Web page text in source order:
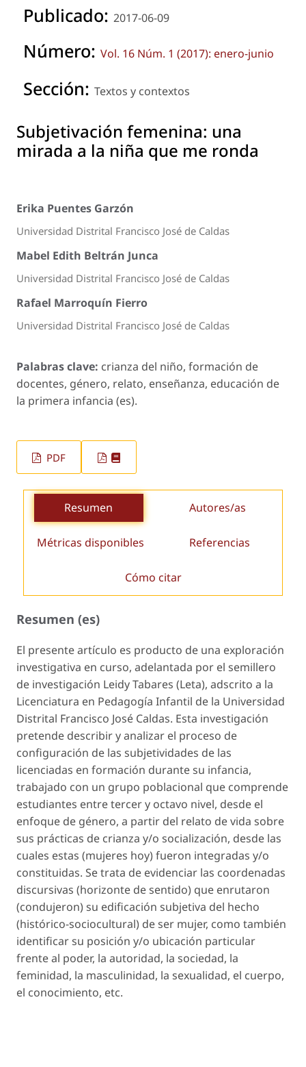
Publicado: 2017-06-09
Número: Vol. 16 Núm. 1 (2017): enero-junio
Sección: Textos y contextos
Subjetivación femenina: una
mirada a la niña que me ronda
Erika Puentes Garzón
Universidad Distrital Francisco José de Caldas
Mabel Edith Beltrán Junca
Universidad Distrital Francisco José de Caldas
Rafael Marroquín Fierro
Universidad Distrital Francisco José de Caldas
Palabras clave: crianza del niño, formación de
docentes, género, relato, enseñanza, educación de
la primera infancia (es).
PDF
Resumen Autores/as
Métricas disponibles Referencias
Cómo citar
Resumen (es)
El presente artículo es producto de una exploración
investigativa en curso, adelantada por el semillero
de investigación Leidy Tabares (Leta), adscrito a la
Licenciatura en Pedagogía Infantil de la Universidad
Distrital Francisco José Caldas. Esta investigación
pretende describir y analizar el proceso de
configuración de las subjetividades de las
licenciadas en formación durante su infancia,
trabajado con un grupo poblacional que comprende
estudiantes entre tercer y octavo nivel, desde el
enfoque de género, a partir del relato de vida sobre
sus prácticas de crianza y/o socialización, desde las
cuales estas (mujeres hoy) fueron integradas y/o
constituidas. Se trata de evidenciar las coordenadas
discursivas (horizonte de sentido) que enrutaron
(condujeron) su edificación subjetiva del hecho
(histórico-sociocultural) de ser mujer, como también
identificar su posición y/o ubicación particular
frente al poder, la autoridad, la sociedad, la
feminidad, la masculinidad, la sexualidad, el cuerpo,
el conocimiento, etc.